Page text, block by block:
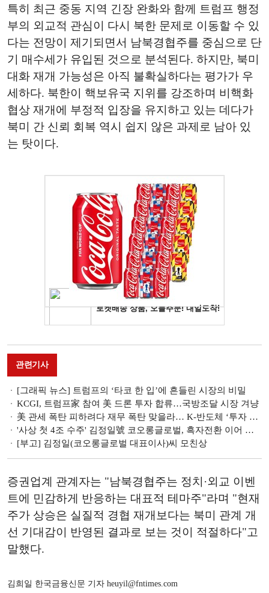
특히 최근 중동 지역 긴장 완화와 함께 트럼프 행정
부의 외교적 관심이 다시 북한 문제로 이동할 수 있
다는 전망이 제기되면서 남북경협주를 중심으로 단
기 매수세가 유입된 것으로 분석된다. 하지만, 북미
대화 재개 가능성은 아직 불확실하다는 평가가 우
세하다. 북한이 핵보유국 지위를 강조하며 비핵화
협상 재개에 부정적 입장을 유지하고 있는 데다가
북미 간 신뢰 회복 역시 쉽지 않은 과제로 남아 있
는 탓이다.
관련기사
[그래픽 뉴스] 트럼프의 ‘타코 한 입’에 흔들린 시장의 비밀
KCGI, 트럼프家 참여 美 드론 투자 합류…국방조달 시장 겨냥
美 관세 폭탄 피하려다 재무 폭탄 맞을라… K-반도체 ‘투자 딜레마’
'사상 첫 4조 수주' 김정일號 코오롱글로벌, 흑자전환 이어 올해 달린다
[부고] 김정일(코오롱글로벌 대표이사)씨 모친상
증권업계 관계자는 "남북경협주는 정치·외교 이벤
트에 민감하게 반응하는 대표적 테마주"라며 "현재
주가 상승은 실질적 경협 재개보다는 북미 관계 개
선 기대감이 반영된 결과로 보는 것이 적절하다"고
말했다.
김희일 한국금융신문 기자 heuyil@fntimes.com